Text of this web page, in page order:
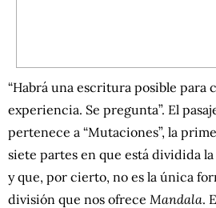
“Habrá una escritura posible para
experiencia. Se pregunta”. El
pertenece a “Mutaciones”, la
siete partes en que está dividida la
y que, por cierto, no es la única
división que nos ofrece Mandala.